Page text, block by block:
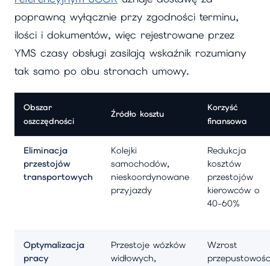
poprawną wyłącznie przy zgodności terminu,
ilości i dokumentów, więc rejestrowane przez
YMS czasy obsługi zasilają wskaźnik rozumiany
tak samo po obu stronach umowy.
Obszar
oszczędności
Źródło kosztu
Korzyść
finansowa
Eliminacja
przestojów
transportowych
Kolejki
samochodów,
nieskoordynowane
przyjazdy
Redukcja
kosztów
przestojów
kierowców o
40-60%
Optymalizacja
pracy
Przestoje wózków
widłowych,
Wzrost